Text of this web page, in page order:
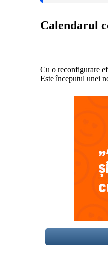
Calendarul
Cu o reconfigurare
Este începutul unei